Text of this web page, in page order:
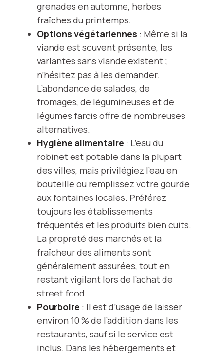
grenades en automne, herbes
fraîches du printemps.
Options végétariennes : Même si la
viande est souvent présente, les
variantes sans viande existent ;
n’hésitez pas à les demander.
L’abondance de salades, de
fromages, de légumineuses et de
légumes farcis offre de nombreuses
alternatives.
Hygiène alimentaire : L’eau du
robinet est potable dans la plupart
des villes, mais privilégiez l’eau en
bouteille ou remplissez votre gourde
aux fontaines locales. Préférez
toujours les établissements
fréquentés et les produits bien cuits.
La propreté des marchés et la
fraîcheur des aliments sont
généralement assurées, tout en
restant vigilant lors de l’achat de
street food.
Pourboire : Il est d’usage de laisser
environ 10 % de l’addition dans les
restaurants, sauf si le service est
inclus. Dans les hébergements et